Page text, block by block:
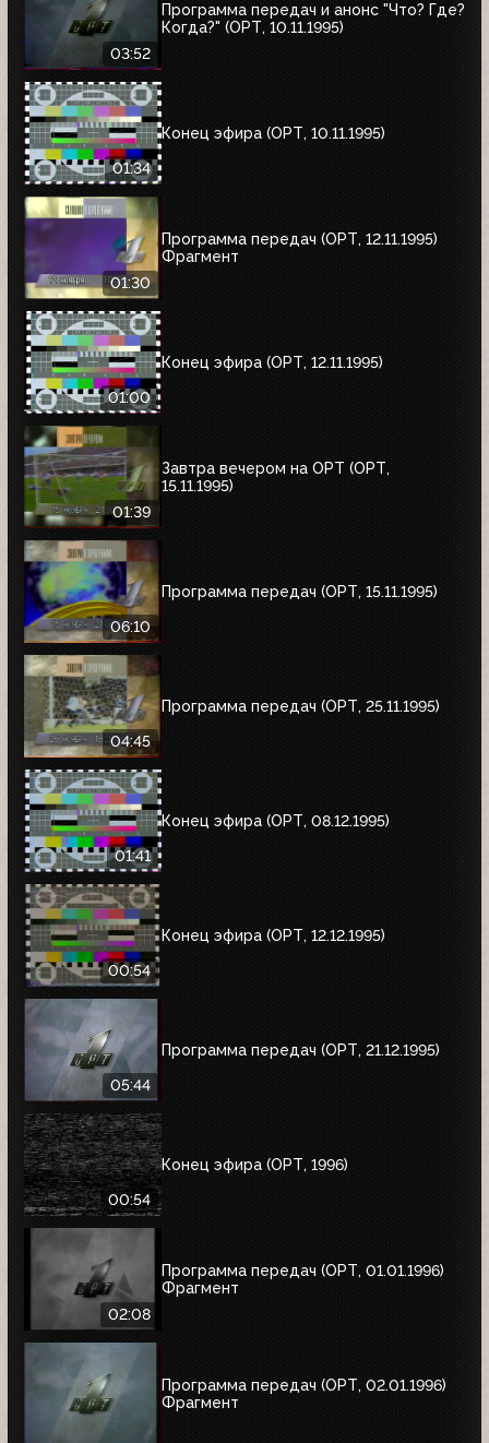
03:52
Программа передач и анонс "Что? Где?
Когда?" (ОРТ, 10.11.1995)
01:34
Конец эфира (ОРТ, 10.11.1995)
01:30
Программа передач (ОРТ, 12.11.1995)
Фрагмент
01:00
Конец эфира (ОРТ, 12.11.1995)
01:39
Завтра вечером на ОРТ (ОРТ,
15.11.1995)
06:10
Программа передач (ОРТ, 15.11.1995)
04:45
Программа передач (ОРТ, 25.11.1995)
01:41
Конец эфира (ОРТ, 08.12.1995)
00:54
Конец эфира (ОРТ, 12.12.1995)
05:44
Программа передач (ОРТ, 21.12.1995)
00:54
Конец эфира (ОРТ, 1996)
02:08
Программа передач (ОРТ, 01.01.1996)
Фрагмент
Программа передач (ОРТ, 02.01.1996)
Фрагмент